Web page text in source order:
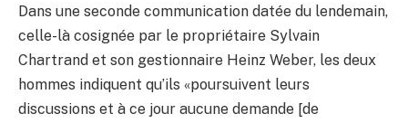
Dans une seconde communication datée du lendemain,
celle-là cosignée par le propriétaire Sylvain
Chartrand et son gestionnaire Heinz Weber, les deux
hommes indiquent qu’ils «poursuivent leurs
discussions et à ce jour aucune demande [de